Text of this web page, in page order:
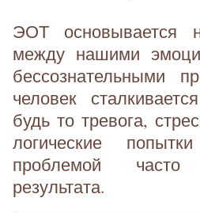
ЭОТ основывается
между нашими
бессознательными
человек
будь то тревога,
логические
проблемой
результата.